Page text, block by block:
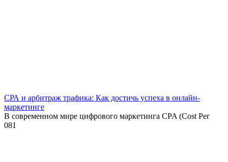
СРА и арбитраж трафика: Как достичь успеха в онлайн-
маркетинге
В современном мире цифрового маркетинга CPA (Cost Per
081